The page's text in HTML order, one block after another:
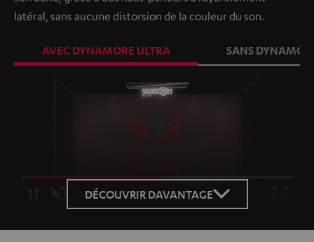
latéral, sans aucune distorsion de la couleur du son.
AVEC DYNAMORE ULTRA SANS
Unmute /
Loaded:
100.00%
DÉCOUVRIR DAVANTAGE